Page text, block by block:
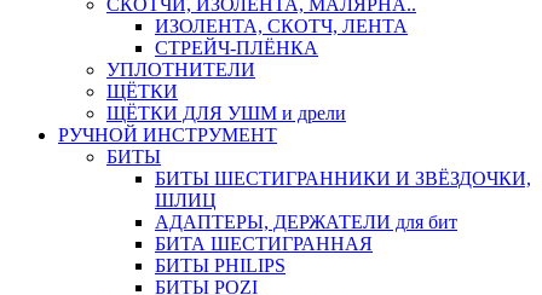
СКОТЧИ, ИЗОЛЕНТА, МАЛЯРНА..
ИЗОЛЕНТА, СКОТЧ, ЛЕНТА
СТРЕЙЧ-ПЛЁНКА
УПЛОТНИТЕЛИ
ЩЁТКИ
ЩЁТКИ ДЛЯ УШМ и дрели
РУЧНОЙ ИНСТРУМЕНТ
БИТЫ
БИТЫ ШЕСТИГРАННИКИ И ЗВЁЗДОЧКИ,
ШЛИЦ
АДАПТЕРЫ, ДЕРЖАТЕЛИ для бит
БИТА ШЕСТИГРАННАЯ
БИТЫ PHILIPS
БИТЫ POZI